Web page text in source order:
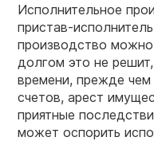
Исполнительное
пристав-
производство
долгом это не
времени, прежде чем
счетов, арест
приятные
может оспорить